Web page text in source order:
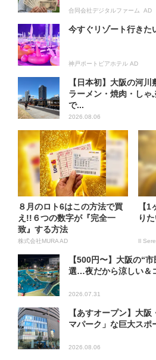
合同会社デジタルファーム AD
今すぐリゾート行きた
神戸ポートピアホテル AD
【日本初】大阪の河川
ラーメン・焼肉・しゃ
で...
2026.08.06
８月のロト6はこの方法で買
え!!６つの数字が『完全一
致』する方法
株式会社MURA AD
【
り
Il
【500円〜】大阪の“
選…夜だから涼しい＆
2026.07.31
【あすオープン】大
マパーク」な巨大スポ
2026.08.06